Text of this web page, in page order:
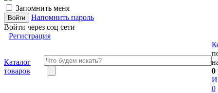
Запомнить меня
Напомнить пароль
Войти через соц сети
Регистрация
Каталог
товаров
0
0